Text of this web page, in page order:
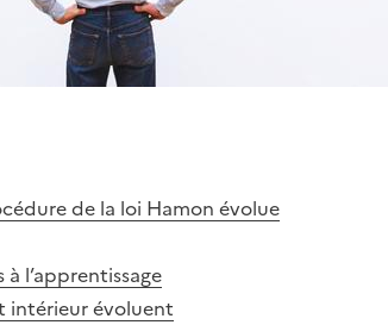
de la loi Hamon évolue
l’apprentissage
intérieur évoluent